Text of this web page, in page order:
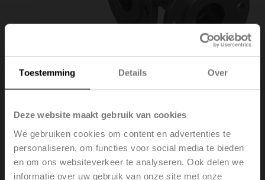
Toestemming Details Over
Deze website maakt gebruik van cookies
We gebruiken cookies om content en advertenties te
personaliseren, om functies voor social media te bieden
en om ons websiteverkeer te analyseren. Ook delen we
informatie over uw gebruik van onze site met onze
R7050R25-B3/NRFA-
O